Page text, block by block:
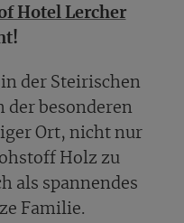
Hotel Lercher
der Steirischen
der besonderen
Ort, nicht nur
Holz zu
als spannendes
Familie.